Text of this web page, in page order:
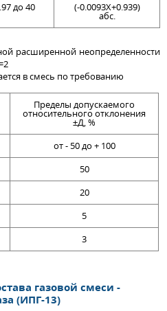
до 40 (-0.0093Х+0.939)
абс.
расширенной неопределенности
в смесь по требованию
Пределы допускаемого
относительного отклонения
±Д, %
от - 50 до + 100
50
20
5
3
газовой смеси -
(ИПГ-13)